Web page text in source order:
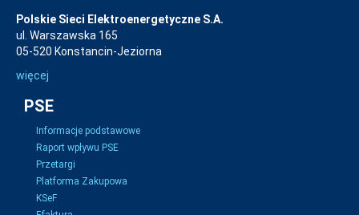
Polskie Sieci Elektroenergetyczne S.A.
ul. Warszawska 165
05-520 Konstancin-Jeziorna
więcej
PSE
Informacje podstawowe
Raport wpływu PSE
Przetargi
Platforma Zakupowa
KSeF